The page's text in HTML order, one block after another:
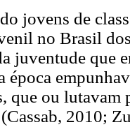
jovens de
no Brasil
juventude que
época
que ou lutavam
2010;